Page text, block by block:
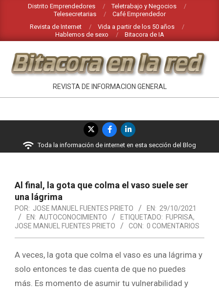
contenido
Distrito Emprendedores
Teletrabajo y Negocios
Telesecretarias
Café Emprendedor
Revista de Internet
Vida a partir de los 50 años
Hablemos de sexo
Bitacora de IA
BITACORA
LA
RED
REVISTA DE INFORMACION GENERAL
navegación
Toda la información de internet en esta sección del Blog
Al final, la gota que colma el vaso suele ser
una lágrima
POR: JOSE MANUEL FUENTES PRIETO EN: 29/10/2021
EN: AUTOCONOCIMIENTO ETIQUETADO: FUPRISA,
JOSE MANUEL FUENTES PRIETO
CON: 0 COMENTARIOS
A veces, la gota que colma el vaso es una lágrima y
solo entonces te das cuenta de que no puedes
más. Es momento de asumir tu vulnerabilidad y